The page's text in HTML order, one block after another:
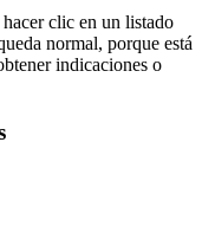
clic en un listado
normal, porque está
indicaciones o